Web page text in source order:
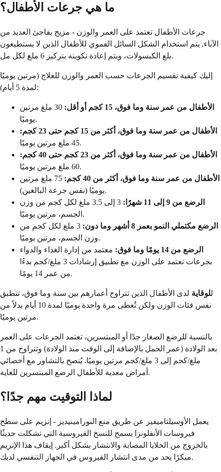
ما هي جرعات الأطفال؟
جرعات الأطفال تعتمد على العمر والوزن - مزيج يفاجئ العديد من
الآباء. يتم استخدام الشكل السائل الفموي للأطفال الذين لا يستطيعون
بلع الكبسولات، ويتم إعادة تكوينه بتركيز 6 ملغ لكل مل.
إليك كيفية تقسيم الجرعات حسب العمر والوزن للعلاج (مرتين يوميًا
لمدة 5 أيام):
الأطفال من عمر سنة وما فوق، 15 كجم أو أقل:
30 ملغ مرتين
يوميًا.
الأطفال من عمر سنة وما فوق، أكثر من 15 كجم حتى 23 كجم:
45 ملغ مرتين يوميًا.
الأطفال من عمر سنة وما فوق، أكثر من 23 كجم حتى 40 كجم:
60 ملغ مرتين يوميًا.
الأطفال من عمر سنة وما فوق، أكثر من 40 كجم:
75 ملغ مرتين
يوميًا (نفس جرعة البالغين).
الرضع من 9 إلى 11 شهرًا:
3 إلى 3.5 ملغ لكل كجم من وزن
الجسم، مرتين يوميًا.
الرضع مكتملي النمو بعمر 8 أشهر وما دون:
3 ملغ لكل كجم من
وزن الجسم، مرتين يوميًا.
الرضع من 14 يومًا وما فوق:
معتمد من إدارة الغذاء والدواء
بجرعات تعتمد على الوزن مع تطبيق إرشادات 3 ملغ/كجم بدءًا
من عمر 14 يومًا.
للوقاية لدى الأطفال الذين تتراوح أعمارهم بين سنة وما فوق، تنطبق
نفس فئات الوزن ولكن تُعطى مرة واحدة يوميًا لمدة 10 أيام بدلاً من
مرتين يوميًا.
بالنسبة للرضع الصغار جدًا أو المبتسرين، تعتمد الجرعات على العمر
بعد الولادة (عمر الحمل بالإضافة إلى الوقت منذ الولادة) وتتراوح من 1
ملغ/كجم إلى 3 ملغ/كجم مرتين يوميًا. يُنصح بالتشاور مع أخصائي
أمراض معدية للأطفال الرضع المبتسرين للغاية.
لماذا التوقيت مهم جدًا؟
يعمل الأوسيلتاميفير عن طريق منع النورامينيديز - إنزيم على سطح
فيروسات الأنفلونزا يسمح للنسخ الفيروسية التي تشكلت حديثًا
بالخروج من الخلايا المصابة والانتشار بشكل أكبر. إيقاف هذا الإنزيم
مبكرًا يحد من مدى انتشار الفيروس في الجهاز التنفسي لديك.